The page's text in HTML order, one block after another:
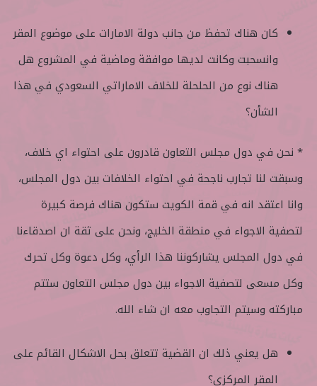
كان هناك تحفظ من جانب دولة الامارات على موضوع المقر
وانسحبت وكانت لديها موافقة وماضية في المشروع هل
هناك نوع من الحلحلة للخلاف الاماراتي السعودي في هذا
الشأن؟
* نحن في دول مجلس التعاون قادرون على احتواء اي خلاف،
وسبقت لنا تجارب ناجحة في احتواء الخلافات بين دول المجلس،
وانا اعتقد انه في قمة الكويت ستكون هناك فرصة كبيرة
لتصفية الاجواء في منطقة الخليج، ونحن على ثقة ان اصدقاءنا
في دول المجلس يشاركوننا هذا الرأي، وكل دعوة وكل تحرك
وكل مسعى لتصفية الاجواء بين دول مجلس التعاون ستتم
مباركته وسيتم التجاوب معه ان شاء الله.
هل يعني ذلك ان القضية تتعلق بحل الاشكال القائم على
المقر المركزي؟